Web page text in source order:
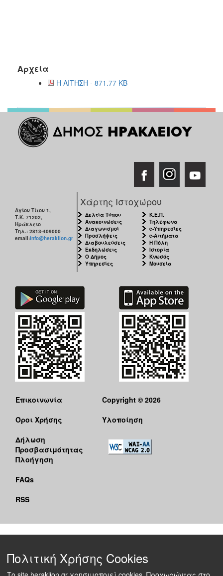
Αρχεία
Η ΑΙΤΗΣΗ - 871.77 KB
Αγίου Τίτου 1,
Τ.Κ. 71202,
Ηράκλειο
Τηλ.: 2813-409000
email:info@heraklion.gr
Χάρτης Ιστοχώρου
Δελτία Τύπου
Ανακοινώσεις
Διαγωνισμοί
Προσλήψεις
Διαβουλεύσεις
Εκδηλώσεις
Ο Δήμος
Υπηρεσίες
Κ.Ε.Π.
Τηλέφωνα
e-Υπηρεσίες
e-Αιτήματα
Η Πόλη
Ιστορία
Κνωσός
Μουσεία
Επικοινωνία
Όροι Χρήσης
Δήλωση
Προσβασιμότητας
Πλοήγηση
FAQs
RSS
Copyright © 2026
Υλοποίηση
Πολιτική Χρήσης Cookies